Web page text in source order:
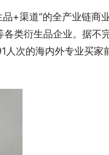
+渠道”的全产业链商
类衍生品企业。据不
次的海内外专业买家